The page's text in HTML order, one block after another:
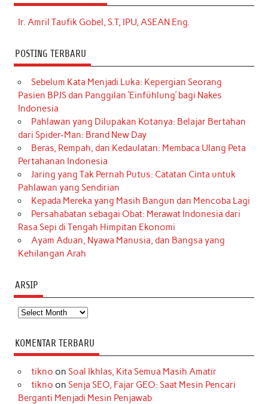
Ir. Amril Taufik Gobel, S.T, IPU, ASEAN Eng.
POSTING TERBARU
Sebelum Kata Menjadi Luka: Kepergian Seorang
Pasien BPJS dan Panggilan ‘Einfühlung’ bagi Nakes
Indonesia
Pahlawan yang Dilupakan Kotanya: Belajar Bertahan
dari Spider-Man: Brand New Day
Beras, Rempah, dan Kedaulatan: Membaca Ulang Peta
Pertahanan Indonesia
Jaring yang Tak Pernah Putus: Catatan Cinta untuk
Pahlawan yang Sendirian
Kepada Mereka yang Masih Bangun dan Mencoba Lagi
Persahabatan sebagai Obat: Merawat Indonesia dari
Rasa Sepi di Tengah Himpitan Ekonomi
Ayam Aduan, Nyawa Manusia, dan Bangsa yang
Kehilangan Arah
ARSIP
Arsip
KOMENTAR TERBARU
tikno on Soal Ikhlas, Kita Semua Masih Amatir
tikno on Senja SEO, Fajar GEO: Saat Mesin Pencari
Berganti Menjadi Mesin Penjawab